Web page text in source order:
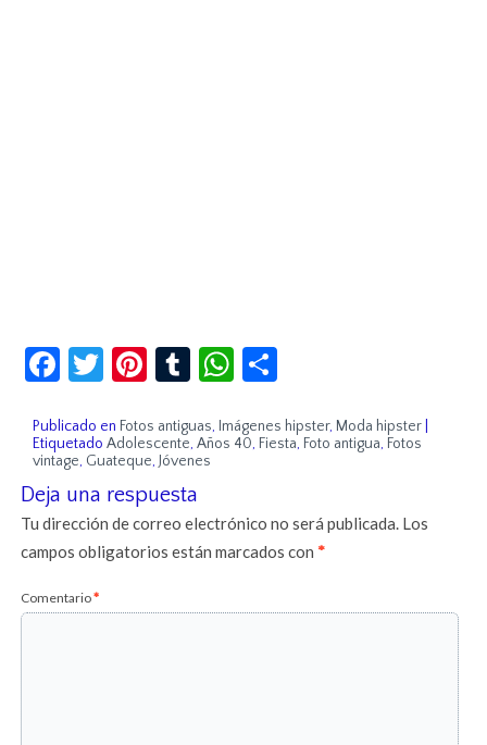
Facebook
Twitter
Pinterest
TumblrWhatsApp
Publicado en Fotos antiguas, Imágenes hipster, Moda hipster
Etiquetado Adolescente,Años 40, Fiesta, Foto antigua, Fotos
vintage, Guateque,Jóvenes
Deja una respuesta
Tu dirección de correo electrónico no será publicada. Los
campos obligatorios están marcados con*
Comentario*